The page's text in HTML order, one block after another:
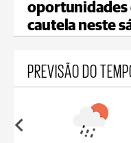
oportunidades
cautela neste
PREVISÃO DO
18°C